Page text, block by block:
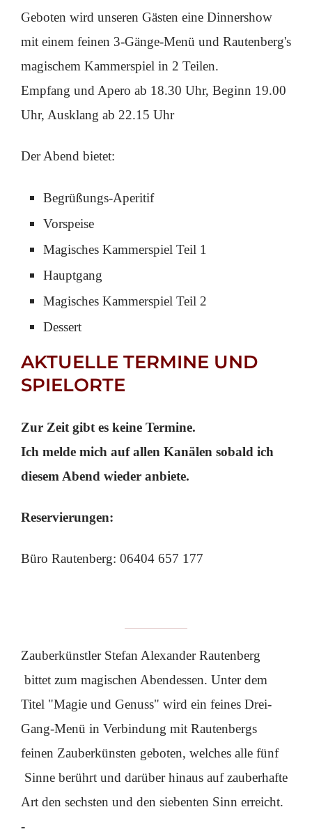
Geboten wird unseren Gästen eine Dinnershow
mit einem feinen 3-Gänge-Menü und Rautenberg's
magischem Kammerspiel in 2 Teilen.
Empfang und Apero ab 18.30 Uhr, Beginn 19.00
Uhr, Ausklang ab 22.15 Uhr
Der Abend bietet:
Begrüßungs-Aperitif
Vorspeise
Magisches Kammerspiel Teil 1
Hauptgang
Magisches Kammerspiel Teil 2
Dessert
AKTUELLE TERMINE UND
SPIELORTE
Zur Zeit gibt es keine Termine.
Ich melde mich auf allen Kanälen sobald ich
diesem Abend wieder anbiete.
Reservierungen:
Büro Rautenberg: 06404 657 177
Zauberkünstler Stefan Alexander Rautenberg
bittet zum magischen Abendessen. Unter dem
Titel "Magie und Genuss" wird ein feines Drei-
Gang-Menü in Verbindung mit Rautenbergs
feinen Zauberkünsten geboten, welches alle fünf
Sinne berührt und darüber hinaus auf zauberhafte
Art den sechsten und den siebenten Sinn erreicht.
-